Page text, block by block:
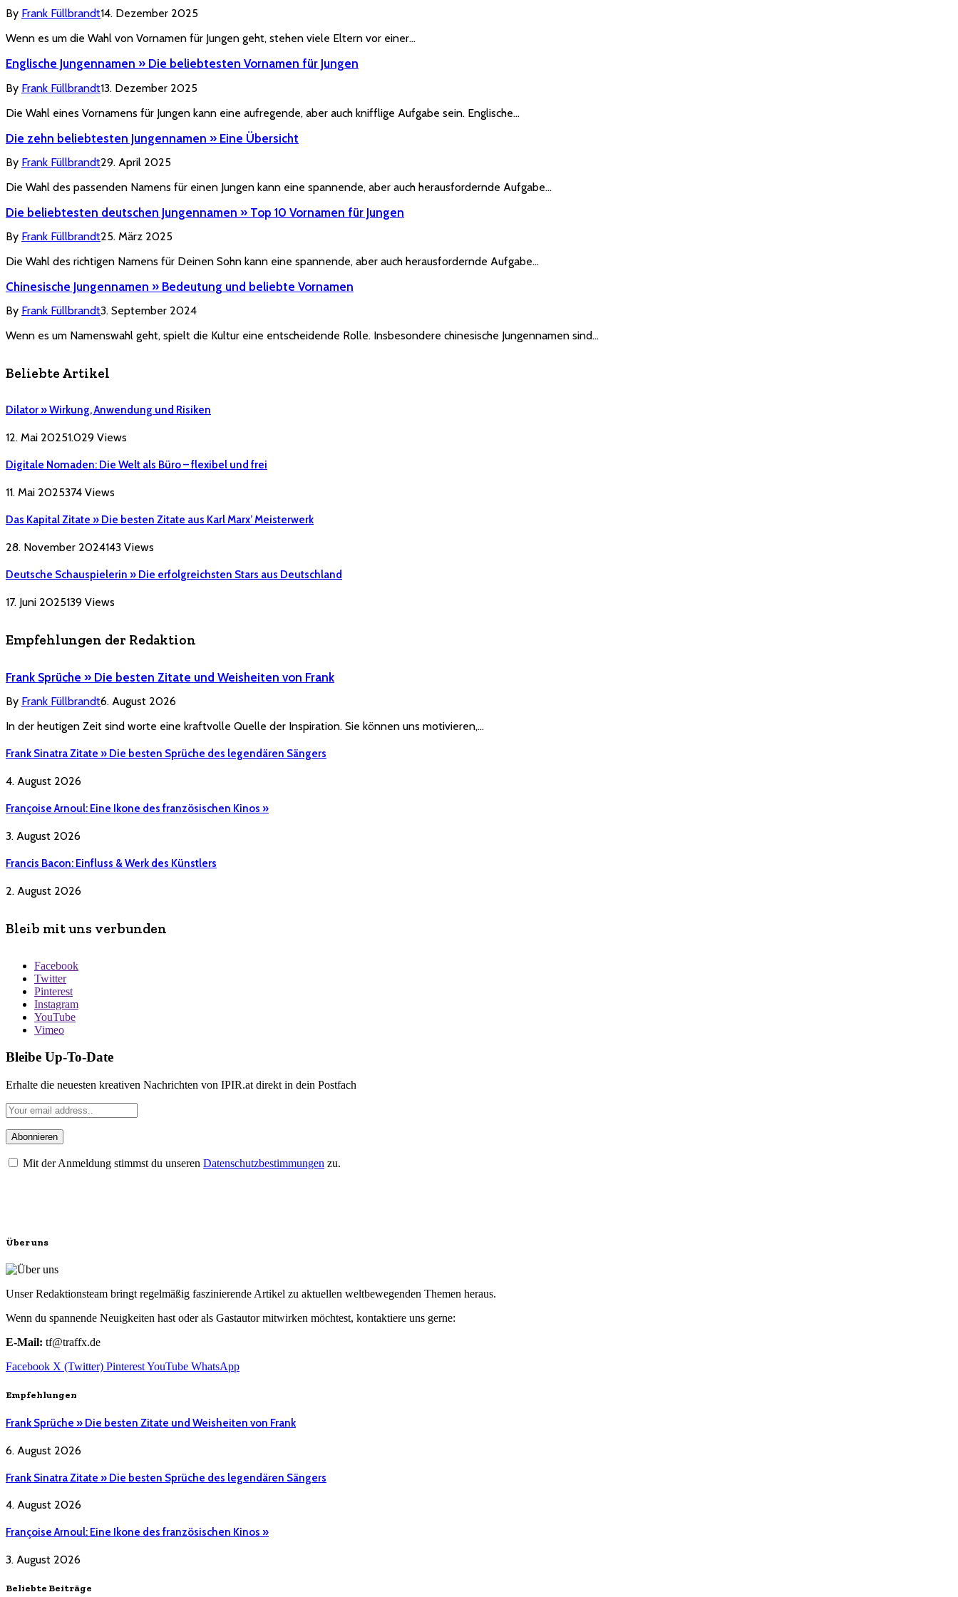
By Frank Füllbrandt14. Dezember 2025
Wenn es um die Wahl von Vornamen für Jungen geht, stehen viele Eltern vor einer…
Englische Jungennamen » Die beliebtesten Vornamen für Jungen
By Frank Füllbrandt13. Dezember 2025
Die Wahl eines Vornamens für Jungen kann eine aufregende, aber auch knifflige Aufgabe sein. Englische…
Die zehn beliebtesten Jungennamen » Eine Übersicht
By Frank Füllbrandt29. April 2025
Die Wahl des passenden Namens für einen Jungen kann eine spannende, aber auch herausfordernde Aufgabe…
Die beliebtesten deutschen Jungennamen » Top 10 Vornamen für Jungen
By Frank Füllbrandt25. März 2025
Die Wahl des richtigen Namens für Deinen Sohn kann eine spannende, aber auch herausfordernde Aufgabe…
Chinesische Jungennamen » Bedeutung und beliebte Vornamen
By Frank Füllbrandt3. September 2024
Wenn es um Namenswahl geht, spielt die Kultur eine entscheidende Rolle. Insbesondere chinesische Jungennamen sind…
Beliebte Artikel
Dilator » Wirkung, Anwendung und Risiken
12. Mai 20251.029 Views
Digitale Nomaden: Die Welt als Büro – flexibel und frei
11. Mai 2025374 Views
Das Kapital Zitate » Die besten Zitate aus Karl Marx’ Meisterwerk
28. November 2024143 Views
Deutsche Schauspielerin » Die erfolgreichsten Stars aus Deutschland
17. Juni 2025139 Views
Empfehlungen der Redaktion
Frank Sprüche » Die besten Zitate und Weisheiten von Frank
By Frank Füllbrandt6. August 2026
In der heutigen Zeit sind worte eine kraftvolle Quelle der Inspiration. Sie können uns motivieren,…
Frank Sinatra Zitate » Die besten Sprüche des legendären Sängers
4. August 2026
Françoise Arnoul: Eine Ikone des französischen Kinos »
3. August 2026
Francis Bacon: Einfluss & Werk des Künstlers
2. August 2026
Bleib mit uns verbunden
Facebook
Twitter
Pinterest
Instagram
YouTube
Vimeo
Bleibe Up-To-Date
Erhalte die neuesten kreativen Nachrichten von IPIR.at direkt in dein Postfach
Mit der Anmeldung stimmst du unseren Datenschutzbestimmungen zu.
Über uns
Unser Redaktionsteam bringt regelmäßig faszinierende Artikel zu aktuellen weltbewegenden Themen heraus.
Wenn du spannende Neuigkeiten hast oder als Gastautor mitwirken möchtest, kontaktiere uns gerne:
E-Mail: tf@traffx.de
Facebook X (Twitter) PinterestYouTube WhatsApp
Empfehlungen
Frank Sprüche » Die besten Zitate und Weisheiten von Frank
6. August 2026
Frank Sinatra Zitate » Die besten Sprüche des legendären Sängers
4. August 2026
Françoise Arnoul: Eine Ikone des französischen Kinos »
3. August 2026
Beliebte Beiträge